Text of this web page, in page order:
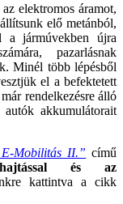
elektromos áramot,
elő metánból,
a jármúvekben újra
pazarlásnak
Minél több lépésből
el a befektetett
rendelkezésre álló
akkumulátorait
Mobilitás II.” című
és az
kattintva a cikk